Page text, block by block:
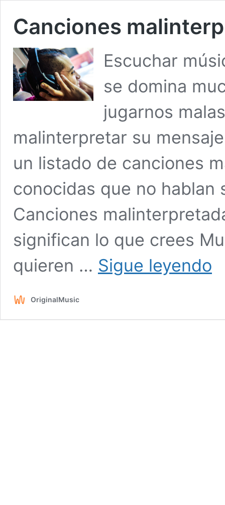
Canciones
Escuchar
se domina
jugarnos
malinterpretar su
un listado de canciones
conocidas que no hablan
Canciones
significan lo que crees
quieren … Sigue leyendo
OriginalMusic